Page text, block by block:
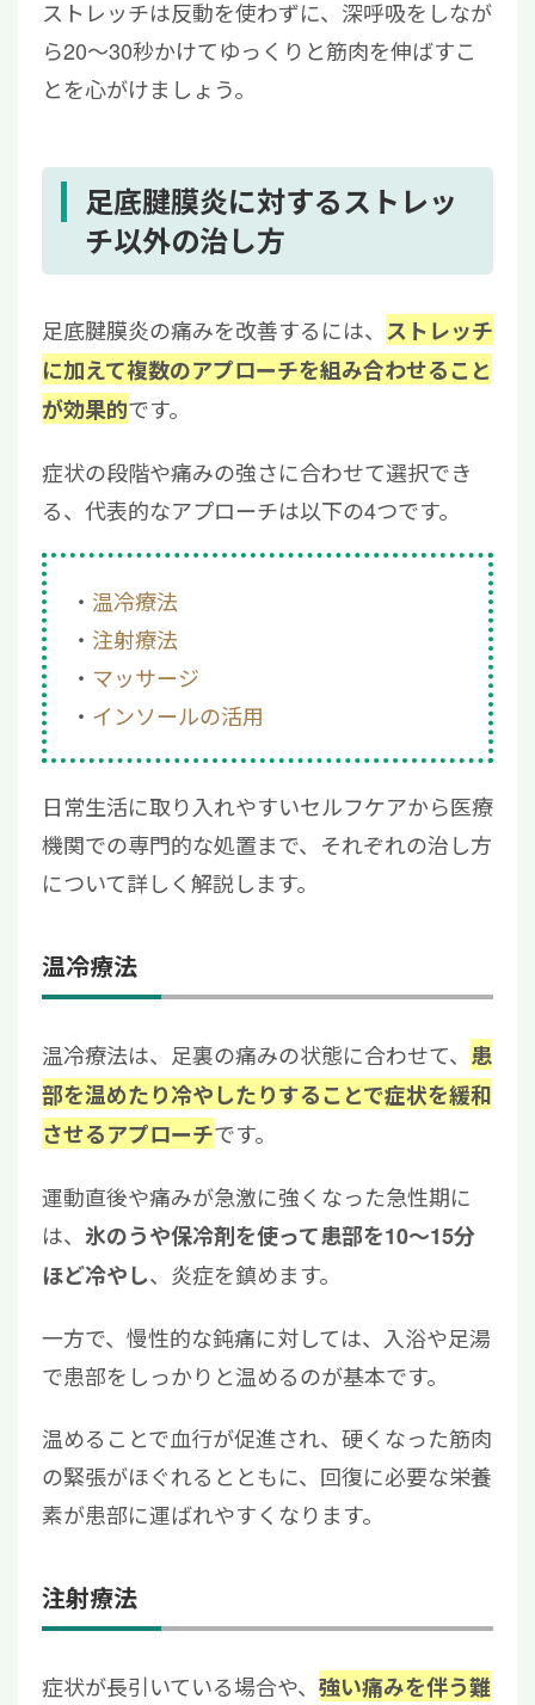
ストレッチは反動を使わずに、深呼吸をしなが
ら20〜30秒かけてゆっくりと筋肉を伸ばすこ
とを心がけましょう。
足底腱膜炎に対するストレッ
チ以外の治し方
足底腱膜炎の痛みを改善するには、 ストレッチ
に加えて複数のアプローチを組み合わせること
が効果的です。
症状の段階や痛みの強さに合わせて選択でき
る、代表的なアプローチは以下の4つです。
温冷療法
注射療法
マッサージ
インソールの活用
日常生活に取り入れやすいセルフケアから医療
機関での専門的な処置まで、それぞれの治し方
について詳しく解説します。
温冷療法
温冷療法は、足裏の痛みの状態に合わせて、 患
部を温めたり冷やしたりすることで症状を緩和
させるアプローチです。
運動直後や痛みが急激に強くなった急性期に
は、 氷のうや保冷剤を使って患部を10〜15分
ほど冷やし、炎症を鎮めます。
一方で、慢性的な鈍痛に対しては、入浴や足湯
で患部をしっかりと温めるのが基本です。
温めることで血行が促進され、硬くなった筋肉
の緊張がほぐれるとともに、回復に必要な栄養
素が患部に運ばれやすくなります。
注射療法
症状が長引いている場合や、 強い痛みを伴う難